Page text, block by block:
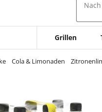
Grillen
Cola & Limonaden